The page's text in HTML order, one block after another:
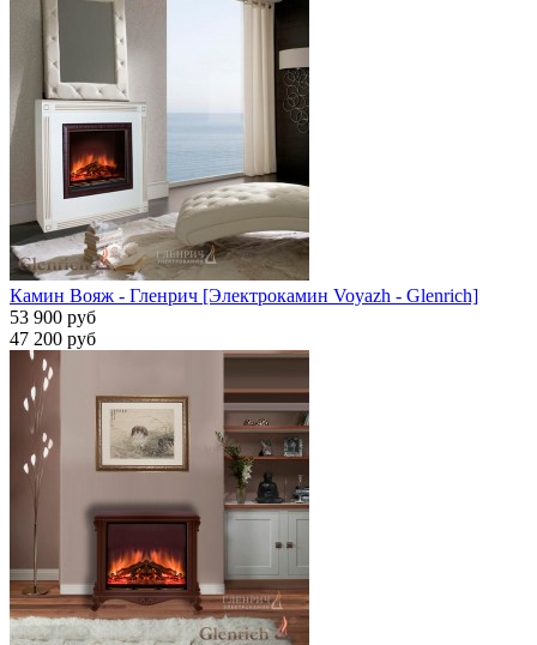
Камин Вояж - Гленрич [Электрокамин Voyazh - Glenrich]
53 900 руб
47 200 руб